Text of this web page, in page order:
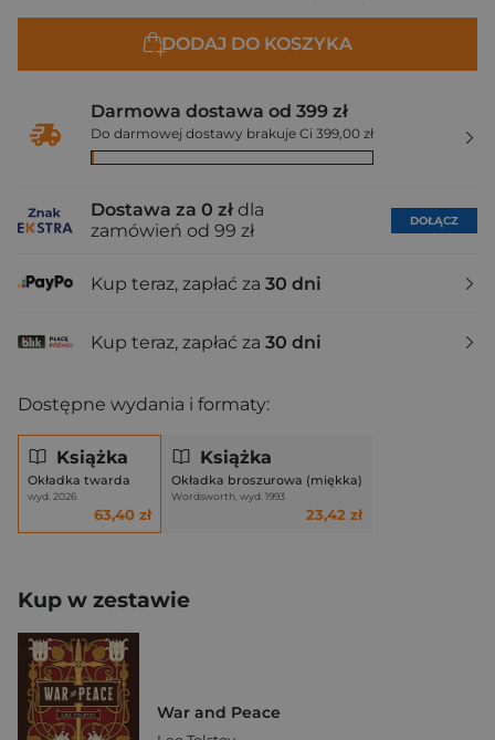
DODAJ DO KOSZYKA
Darmowa dostawa od 399 zł
Do darmowej dostawy brakuje Ci 399,00 zł
Dostawa za 0 zł dla
zamówień od 99 zł
DOŁĄCZ
Kup teraz, zapłać za 30 dni
Kup teraz, zapłać za 30 dni
Dostępne wydania i formaty:
Książka
Okładka twarda
wyd. 2026
63,40 zł
Książka
Okładka broszurowa (miękka)
Wordsworth, wyd. 1993
23,42 zł
Kup w zestawie
War and Peace